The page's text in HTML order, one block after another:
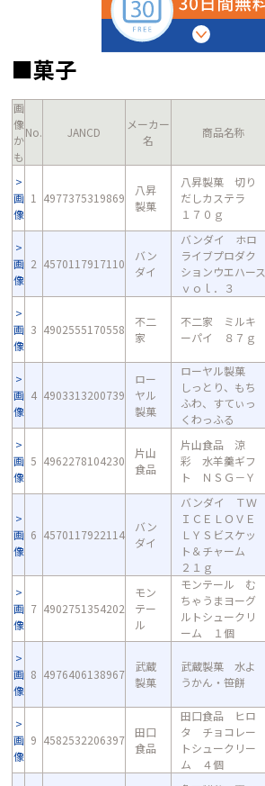
■菓子
画
像
か
も
No. JANCD
メーカー
名
商品名称
画
像
1 4977375319869
八昇
製菓
八昇製菓 切り
だしカステラ
１７０ｇ
画
像
2 4570117917110
バン
ダイ
バンダイ ホロ
ライブプロダク
ションウエハース
ｖｏｌ．３
画
像
3 4902555170558
不二
家
不二家 ミルキ
ーパイ ８７ｇ
画
像
4 4903313200739
ロー
ヤル
製菓
ローヤル製菓
しっとり、もち
ふわ、すてぃっ
くわっふる
画
像
5 4962278104230
片山
食品
片山食品 涼
彩 水羊羹ギフ
ト ＮＳＧ－Ｙ
画
像
6 4570117922114
バン
ダイ
バンダイ ＴＷ
ＩＣＥＬＯＶＥ
ＬＹＳビスケッ
ト＆チャーム
２１ｇ
画
像
7 4902751354202
モン
テー
ル
モンテール む
ちゃうまヨーグ
ルトシュークリ
ーム １個
画
像
8 4976406138967
武蔵
製菓
武蔵製菓 水よ
うかん・笹餅
画
像
9 4582532206397
田口
食品
田口食品 ヒロ
タ チョコレー
トシュークリー
ム ４個